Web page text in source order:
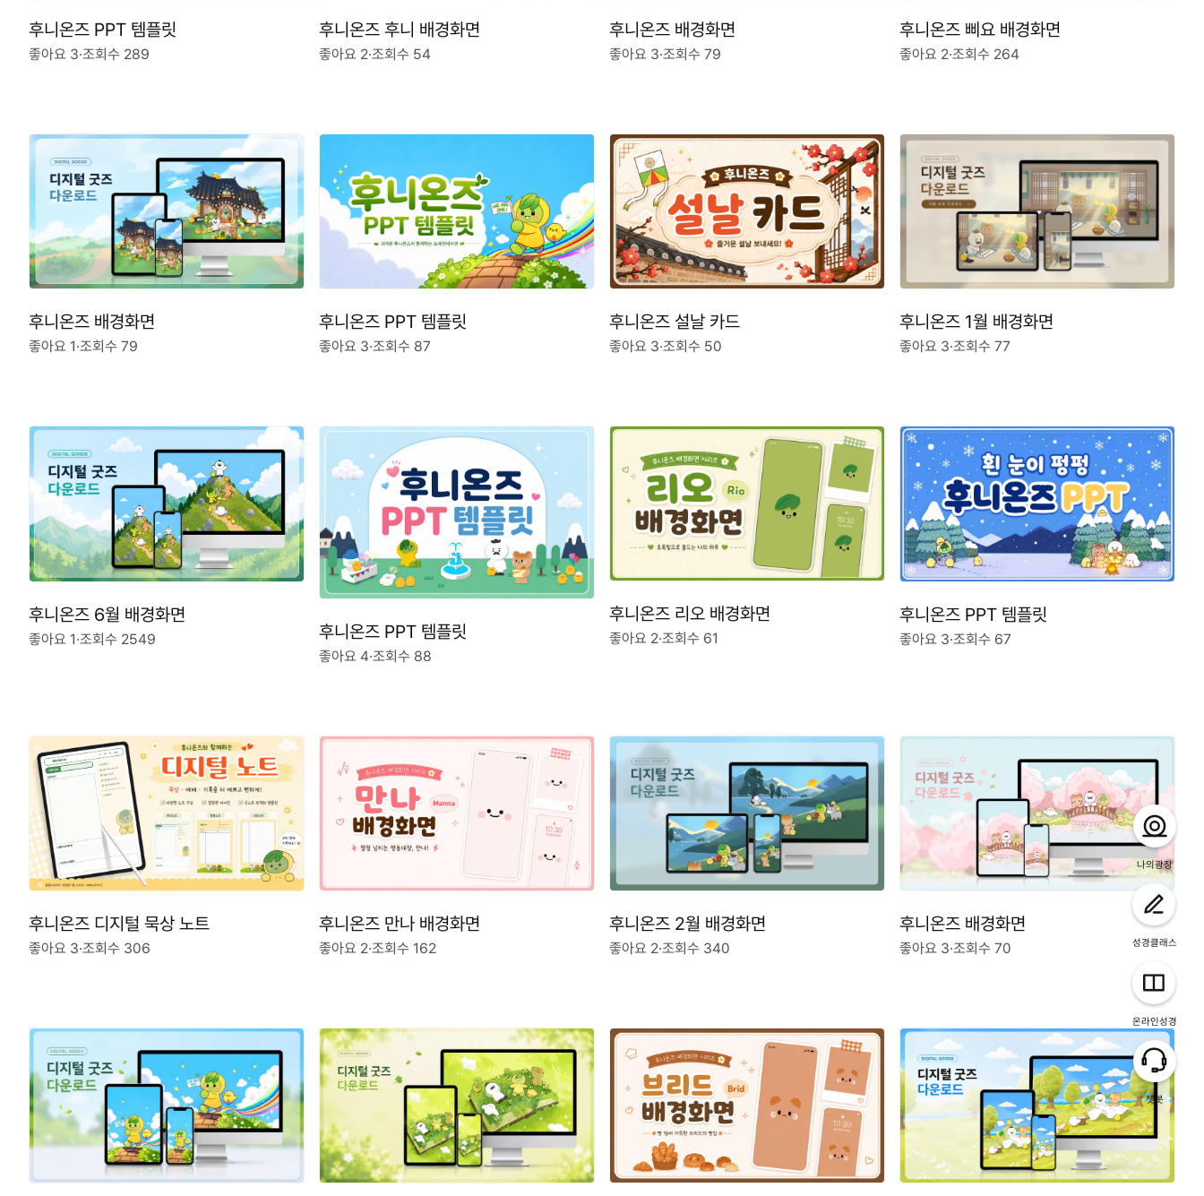
후니온즈 PPT 템플릿
좋아요 3·조회수 289
후니온즈 후니 배경화면
좋아요 2·조회수 54
후니온즈 배경화면
좋아요 3·조회수 79
후니온즈 삐요 배경화면
좋아요 2·조회수 264
후니온즈 배경화면
좋아요 1·조회수 79
후니온즈 PPT 템플릿
좋아요 3·조회수 87
후니온즈 설날 카드
좋아요 3·조회수 50
후니온즈 1월 배경화면
좋아요 3·조회수 77
후니온즈 6월 배경화면
좋아요 1·조회수 2549 후니온즈 PPT 템플릿
좋아요 4·조회수 88
후니온즈 리오 배경화면
좋아요 2·조회수 61
후니온즈 PPT 템플릿
좋아요 3·조회수 67
후니온즈 디지털 묵상 노트
좋아요 3·조회수 306
후니온즈 만나 배경화면
좋아요 2·조회수 162
후니온즈 2월 배경화면
좋아요 2·조회수 340
후니온즈 배경화면
좋아요 3·조회수 70
나의광장
성경클래스
온라인성경
챗봇